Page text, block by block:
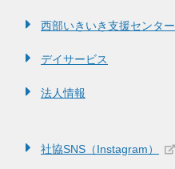
西部いきいき支援センター
デイサービス
法人情報
社協SNS（Instagram）